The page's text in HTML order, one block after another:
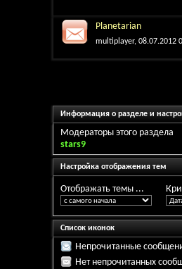
Planetarian
multiplayer, 08.07.2012
Информация о разделе и
Модераторы этого раздела
stars9
Настройка отображения тем
Отображать темы ...
Список иконок
Непрочитанные
Нет непрочитанных